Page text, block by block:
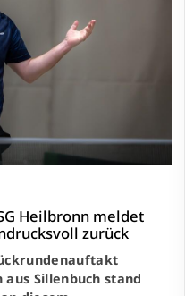
Heilbronn meldet
zurück
Sillenbuch stand